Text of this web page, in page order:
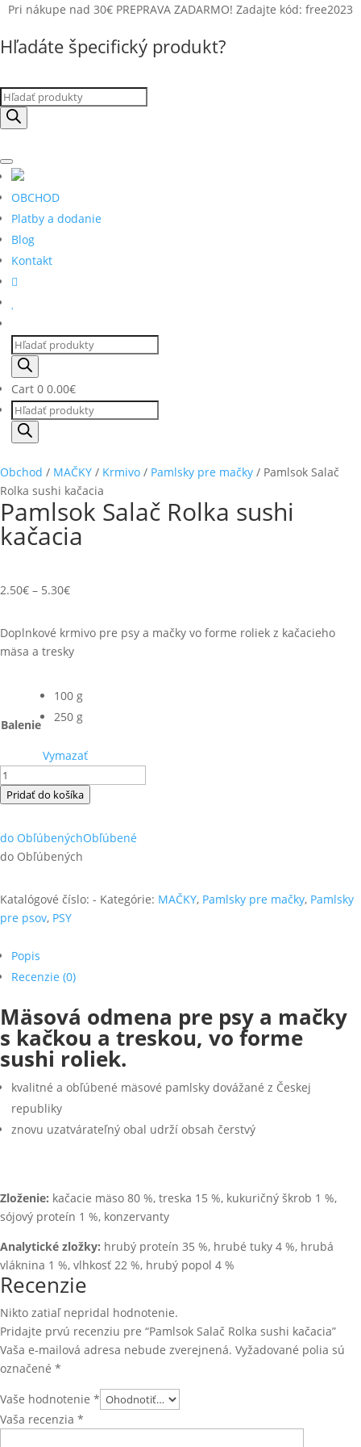
Pri nákupe nad 30€ PREPRAVA ZADARMO! Zadajte kód: free2023
Hľadáte špecifický produkt?
Products
search
OBCHOD
Platby a dodanie
Blog
Kontakt
Products
search
Cart 0 0.00€
Products
search
Obchod / MAČKY / Krmivo / Pamlsky pre mačky / Pamlsok Salač
Rolka sushi kačacia
Pamlsok Salač Rolka sushi
kačacia
2.50€ – 5.30€
Doplnkové krmivo pre psy a mačky vo forme roliek z kačacieho
mäsa a tresky
Balenie
100 g
250 g
Vymazať
množstvo
Pamlsok
Rolka
sushi
Pridať do košíka
do ObľúbenýchObľúbené
do Obľúbených
Katalógové číslo: - Kategórie: MAČKY, Pamlsky pre mačky, Pamlsky
pre psov, PSY
Popis
Recenzie (0)
Mäsová odmena pre psy a mačky
s kačkou a treskou, vo forme
sushi roliek.
kvalitné a obľúbené mäsové pamlsky dovážané z Českej
republiky
znovu uzatvárateľný obal udrží obsah čerstvý
Zloženie: kačacie mäso 80 %, treska 15 %, kukuričný škrob 1 %,
sójový proteín 1 %, konzervanty
Analytické zložky: hrubý proteín 35 %, hrubé tuky 4 %, hrubá
vláknina 1 %, vlhkosť 22 %, hrubý popol 4 %
Recenzie
Nikto zatiaľ nepridal hodnotenie.
Pridajte prvú recenziu pre “Pamlsok Salač Rolka sushi kačacia”
Vaša e-mailová adresa nebude zverejnená. Vyžadované polia sú
označené *
Vaše hodnotenie *
Vaša recenzia *